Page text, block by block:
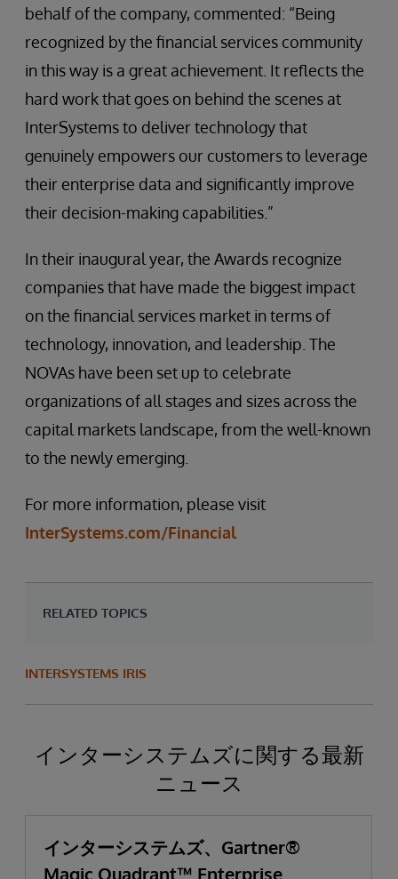
behalf of the company, commented: “Being
recognized by the financial services community
in this way is a great achievement. It reflects the
hard work that goes on behind the scenes at
InterSystems to deliver technology that
genuinely empowers our customers to leverage
their enterprise data and significantly improve
their decision-making capabilities.”
In their inaugural year, the Awards recognize
companies that have made the biggest impact
on the financial services market in terms of
technology, innovation, and leadership. The
NOVAs have been set up to celebrate
organizations of all stages and sizes across the
capital markets landscape, from the well-known
to the newly emerging.
For more information, please visit
InterSystems.com/Financial
RELATED TOPICS
INTERSYSTEMS IRIS
インターシステムズに関する最新
ニュース
インターシステムズ、Gartner®
Magic Quadrant™ Enterprise